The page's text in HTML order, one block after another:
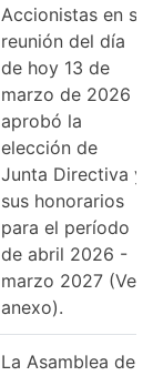
Accionistas en su
reunión del día
de hoy 13 de
marzo de 2026
aprobó la
elección de
Junta Directiva y
sus honorarios
para el período
de abril 2026 -
marzo 2027 (Ver
anexo).
La Asamblea de